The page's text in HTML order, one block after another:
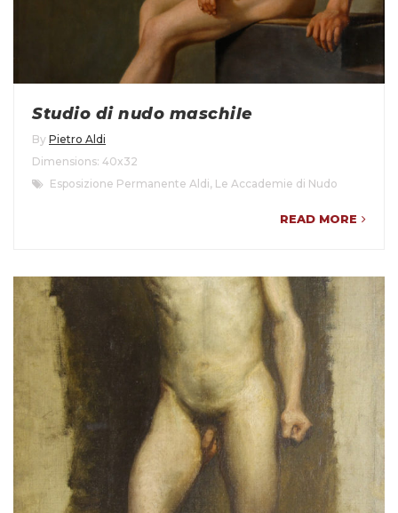
Studio di nudo maschile
By Pietro Aldi
Dimensions: 40x32
Esposizione Permanente Aldi, Le Accademie di Nudo
READ MORE